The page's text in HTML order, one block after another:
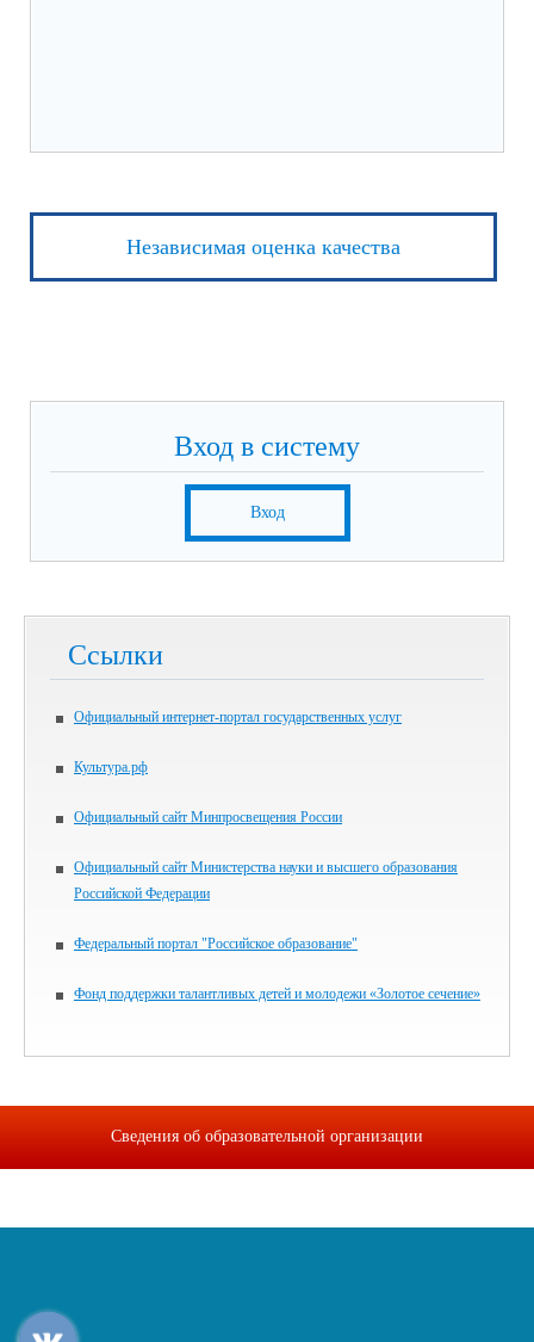
Независимая оценка качества
Вход в систему
Вход
Ссылки
Официальный интернет-портал государственных услуг
Культура.рф
Официальный сайт Минпросвещения России
Официальный сайт Министерства науки и высшего образования
Российской Федерации
Федеральный портал "Российское образование"
Фонд поддержки талантливых детей и молодежи «Золотое сечение»
Сведения об образовательной организации